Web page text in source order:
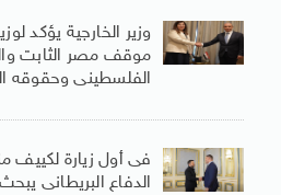
وزير الخارجية يؤكد
موقف مصر الثابت
الفلسطينى وحقوقه
فى أول زيارة لكييف
الدفاع البريطانى